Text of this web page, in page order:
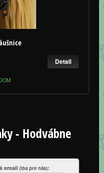
Detail
- Hodvábne
email (iba pre nás):